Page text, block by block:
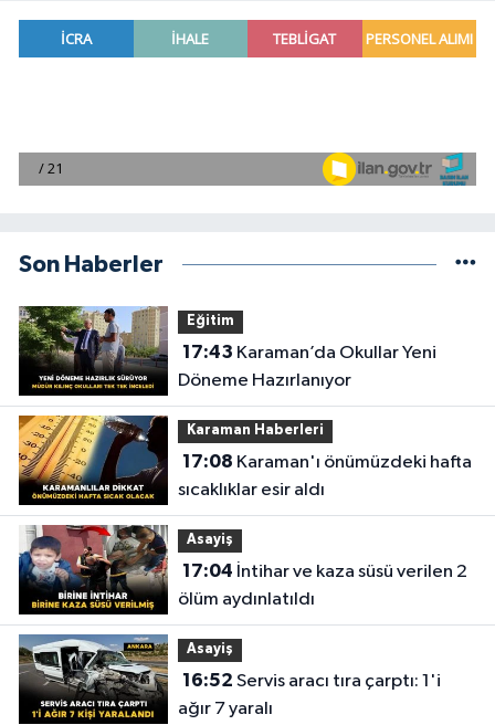
Son Haberler
Eğitim
17:43
Döneme Hazırlanıyor
Karaman Haberleri
17:08
sıcaklıklar esir aldı
Asayiş
17:04
ölüm aydınlatıldı
Asayiş
16:52
ağır 7 yaralı